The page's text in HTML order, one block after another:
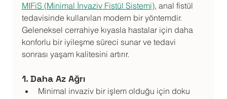
MIFiS (Minimal İnvaziv Fistül Sistemi), anal fistül
tedavisinde kullanılan modern bir yöntemdir.
Geleneksel cerrahiye kıyasla hastalar için daha
konforlu bir iyileşme süreci sunar ve tedavi
sonrası yaşam kalitesini artırır.
1. Daha Az Ağrı
Minimal invaziv bir işlem olduğu için doku